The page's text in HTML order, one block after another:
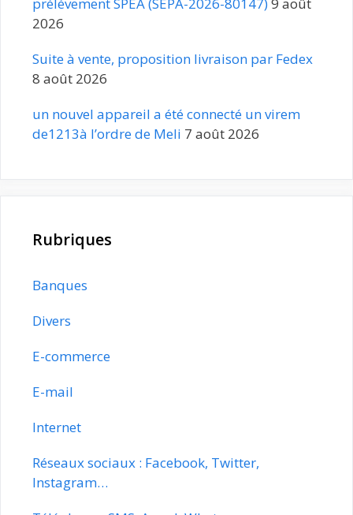
2026
Suite à vente, proposition livraison par Fedex
8 août 2026
un nouvel appareil a été connecté un virem
de1213à l’ordre de Meli 7 août 2026
Rubriques
Banques
Divers
E-commerce
E-mail
Internet
Réseaux sociaux : Facebook, Twitter,
Instagram…